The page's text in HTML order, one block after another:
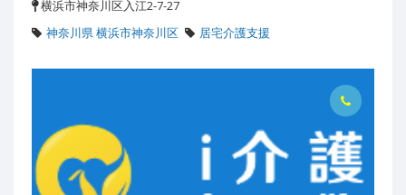
横浜市神奈川区入江2-7-27
神奈川県 横浜市神奈川区
居宅介護支援